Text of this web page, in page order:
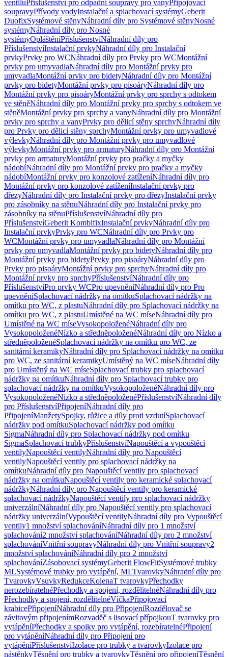
ventiluPříslušenství pro odpadní soupravy pro vanyPřipojovací
soupravyPřívody vodyInstalační a splachovací systémyGeberit
DuofixSystémové stěnyNáhradní díly pro Systémové stěnyNosné
systémyNáhradní díly pro Nosné
systémyOpláštěníPříslušenstvíNáhradní díly pro
PříslušenstvíInstalační prvkyNáhradní díly pro Instalační
prvkyPrvky pro WCNáhradní díly pro Prvky pro WCMontážní
prvky pro umyvadlaNáhradní díly pro Montážní prvky pro
umyvadlaMontážní prvky pro bidetyNáhradní díly pro Montážní
prvky pro bidetyMontážní prvky pro pisoáryNáhradní díly pro
Montážní prvky pro pisoáryMontážní prvky pro sprchy s odtokem
ve stěněNáhradní díly pro Montážní prvky pro sprchy s odtokem ve
stěněMontážní prvky pro sprchy a vanyNáhradní díly pro Montážní
prvky pro sprchy a vanyPrvky pro dělicí stěny sprchyNáhradní díly
pro Prvky pro dělicí stěny sprchyMontážní prvky pro umyvadlové
výlevkyNáhradní díly pro Montážní prvky pro umyvadlové
výlevkyMontážní prvky pro armaturyNáhradní díly pro Montážní
prvky pro armaturyMontážní prvky pro pračky a myčky
nádobíNáhradní díly pro Montážní prvky pro pračky a myčky
nádobíMontážní prvky pro konzolové zatíženíNáhradní díly pro
Montážní prvky pro konzolové zatíženíInstalační prvky pro
dřezyNáhradní díly pro Instalační prvky pro dřezyInstalační prvky
pro zásobníky na stěnuNáhradní díly pro Instalační prvky pro
zásobníky na stěnuPříslušenstvíNáhradní díly pro
PříslušenstvíGeberit KombifixInstalační prvkyNáhradní díly pro
Instalační prvkyPrvky pro WCNáhradní díly pro Prvky pro
WCMontážní prvky pro umyvadlaNáhradní díly pro Montážní
prvky pro umyvadlaMontážní prvky pro bidetyNáhradní díly pro
Montážní prvky pro bidetyPrvky pro pisoáryNáhradní díly pro
Prvky pro pisoáryMontážní prvky pro sprchyNáhradní díly pro
Montážní prvky pro sprchyPříslušenstvíNáhradní díly pro
PříslušenstvíPro prvky WCPro upevněníNáhradní díly pro Pro
upevněníSplachovací nádržky na omítkuSplachovací nádržky na
omítku pro WC, z plastuNáhradní díly pro Splachovací nádržky na
omítku pro WC, z plastuUmístěné na WC míseNáhradní díly pro
Umístěné na WC míseVysokopoloženéNáhradní díly pro
VysokopoloženéNízko a středněpoloženéNáhradní díly pro Nízko a
středněpoloženéSplachovací nádržky na omítku pro WC, ze
sanitární keramikyNáhradní díly pro Splachovací nádržky na omítku
pro WC, ze sanitární keramikyUmístěný na WC míseNáhradní díly
pro Umístěný na WC míseSplachovací trubky pro splachovací
nádržky na omítkuNáhradní díly pro Splachovací trubky pro
splachovací nádržky na omítkuVysokopoloženéNáhradní díly pro
VysokopoloženéNízko a středněpoloženéPříslušenstvíNáhradní díly
pro PříslušenstvíPřipojeníNáhradní díly pro
PřipojeníManžetySpojky, růžice a díly proti vzdutíSplachovací
nádržky pod omítkuSplachovací nádržky pod omítku
SigmaNáhradní díly pro Splachovací nádržky pod omítku
SigmaSplachovací trubkyPříslušenstvíNapouštěcí a vypouštěcí
ventilyNapouštěcí ventilyNáhradní díly pro Napouštěcí
ventilyNapouštěcí ventily pro splachovací nádržky na
omítkuNáhradní díly pro Napouštěcí ventily pro splachovací
nádržky na omítkuNapouštěcí ventily pro keramické splachovací
nádržkyNáhradní díly pro Napouštěcí ventily pro keramické
splachovací nádržkyNapouštěcí ventily pro splachovací nádržky
univerzálníNáhradní díly pro Napouštěcí ventily pro splachovací
nádržky univerzálníVypouštěcí ventilyNáhradní díly pro Vypouštěcí
ventily1 množství splachováníNáhradní díly pro 1 množství
splachování2 množství splachováníNáhradní díly pro 2 množství
splachováníVnitřní soupravyNáhradní díly pro Vnitřní soupravy2
množství splachováníNáhradní díly pro 2 množství
splachováníZásobovací systémyGeberit FlowFitSystémové trubky
MLSystémové trubky pro vytápění, MLTvarovkyNáhradní díly pro
TvarovkyVsuvkyRedukceKolenaT tvarovkyPřechodky
nerozebíratelnéPřechodky a spojení, rozdělitelnéNáhradní díly pro
Přechodky a spojení, rozdělitelnéVíčkaPřipojovací
krabicePřipojeníNáhradní díly pro PřipojeníRozdělovač se
závitovým připojenímRozvaděč s lisovací přípojkouT tvarovky pro
vytápěníPřechodky a spojky pro vytápění, rozebíratelnéPřipojení
pro vytápěníNáhradní díly pro Připojení pro
vytápěníPříslušenstvíIzolace pro trubky a tvarovkyIzolace pro
nástěnkyTěsnění pro trubky a tvarovkyTěsnění pro připojeníTěsnění